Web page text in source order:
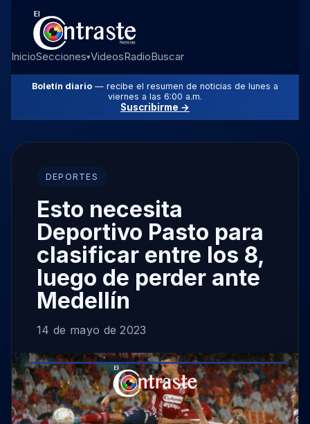
InicioSecciones▾VideosRadioBuscar
Boletín diario — recibe el resumen de noticias de lunes a
viernes a las 6:00 a.m.
Suscribirme →
DEPORTES
Esto necesita
Deportivo Pasto para
clasificar entre los 8,
luego de perder ante
Medellín
14 de mayo de 2023